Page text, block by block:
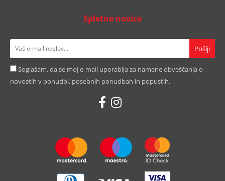
Spletne novice
Soglašam, da se moj e-mail uporablja za namene obveščanja o
novostih v ponudbi, posebnih ponudbah in popustih.